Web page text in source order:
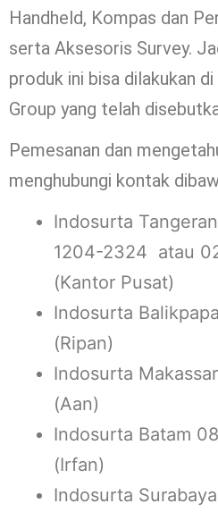
Handheld, Kompas dan
serta Aksesoris Survey.
produk ini bisa dilakukan
Group yang telah
Pemesanan dan
menghubungi kontak
Indosurta
1204-2324 atau
(Kantor Pusat)
Indosurta
(Ripan)
Indosurta
(Aan)
Indosurta Batam
(Irfan)
Indosurta